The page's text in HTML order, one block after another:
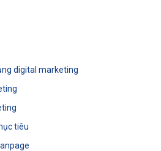
digital marketing
tiêu